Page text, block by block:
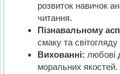
розвиток навичок
читання.
Пізнавальному
смаку та світогляду
Вихованні: любові
моральних якостей.